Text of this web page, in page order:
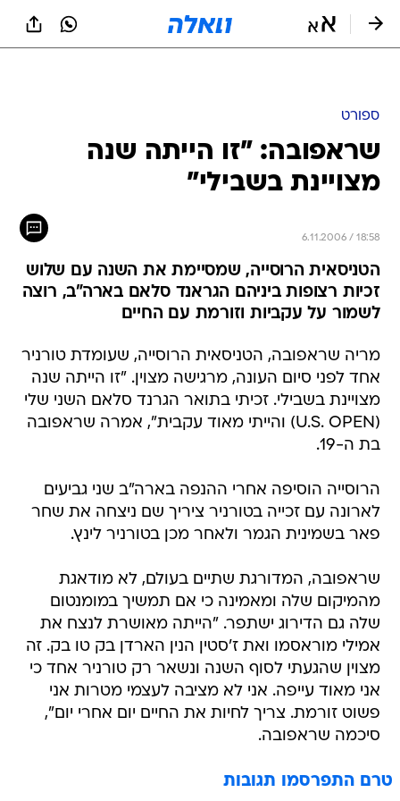
ספורט
שראפובה: "זו הייתה שנה
מצויינת בשבילי"
6.11.2006 / 18:58
הטניסאית הרוסייה, שמסיימת את השנה עם שלוש
זכיות רצופות ביניהם הגראנד סלאם בארה"ב, רוצה
לשמור על עקביות וזורמת עם החיים
מריה שראפובה, הטניסאית הרוסייה, שעומדת טורניר
אחד לפני סיום העונה, מרגישה מצוין. "זו הייתה שנה
מצויינת בשבילי. זכיתי בתואר הגרנד סלאם השני שלי
(U.S. OPEN) והייתי מאוד עקבית", אמרה שראפובה
בת ה-19.
הרוסייה הוסיפה אחרי ההנפה בארה"ב שני גביעים
לארונה עם זכייה בטורניר ציריך שם ניצחה את שחר
פאר בשמינית הגמר ולאחר מכן בטורניר לינץ.
שראפובה, המדורגת שתיים בעולם, לא מודאגת
מהמיקום שלה ומאמינה כי אם תמשיך במומנטום
שלה גם הדירוג ישתפר. "הייתה מאושרת לנצח את
אמילי מוראסמו ואת ז'סטין הנין הארדן בק טו בק. זה
מצוין שהגעתי לסוף השנה ונשאר רק טורניר אחד כי
אני מאוד עייפה. אני לא מציבה לעצמי מטרות אני
פשוט זורמת. צריך לחיות את החיים יום אחרי יום",
סיכמה שראפובה.
טרם התפרסמו תגובות